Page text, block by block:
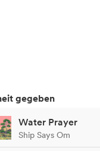
gegeben
Water Prayer
Ship Says Om